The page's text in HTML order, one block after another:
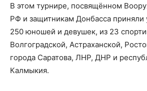
В этом турнире, посвящённом
РФ и защитникам Донбасса приняли
250 юношей и девушек, из 23
Волгоградской, Астраханской,
города Саратова, ЛНР, ДНР и
Калмыкия.